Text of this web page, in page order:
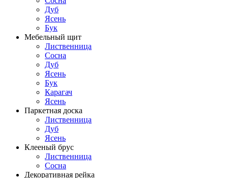
Дуб
Ясень
Бук
Мебельный щит
Лиственница
Сосна
Дуб
Ясень
Бук
Карагач
Ясень
Паркетная доска
Лиственница
Дуб
Ясень
Клееный брус
Лиственница
Сосна
Декоративная рейка